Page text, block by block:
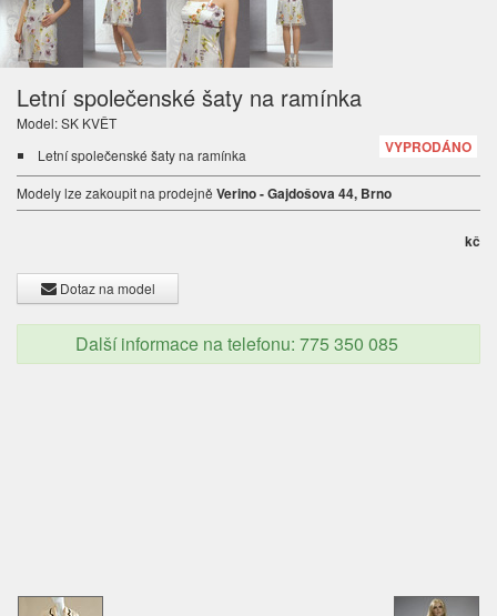
Letní společenské šaty na ramínka
Model: SK KVĚT
VYPRODÁNO
Letní společenské šaty na ramínka
Modely lze zakoupit na prodejně Verino - Gajdošova 44, Brno
kč
Dotaz na model
Další informace na telefonu: 775 350 085